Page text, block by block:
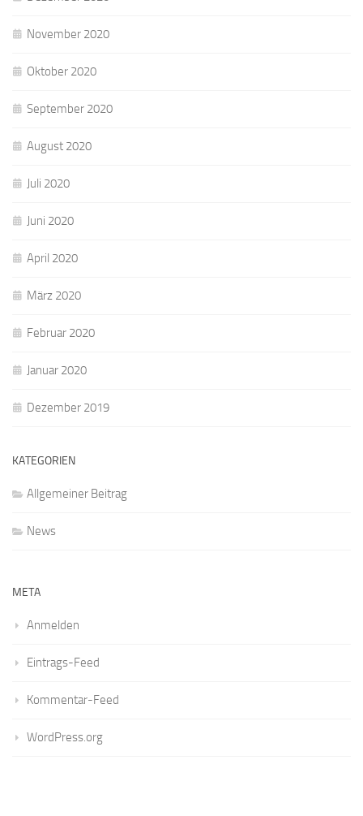
November 2020
Oktober 2020
September 2020
August 2020
Juli 2020
Juni 2020
April 2020
März 2020
Februar 2020
Januar 2020
Dezember 2019
KATEGORIEN
Allgemeiner Beitrag
News
META
Anmelden
Eintrags-Feed
Kommentar-Feed
WordPress.org